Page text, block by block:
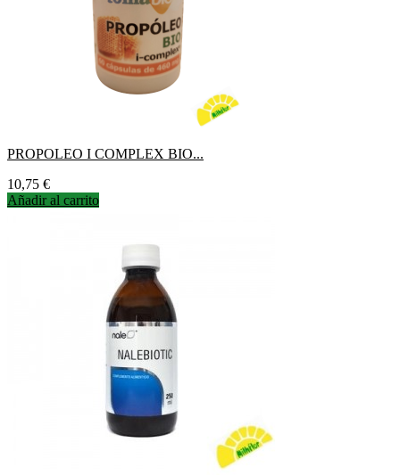
PROPOLEO I COMPLEX BIO...
Precio
10,75 €
Añadir al carrito